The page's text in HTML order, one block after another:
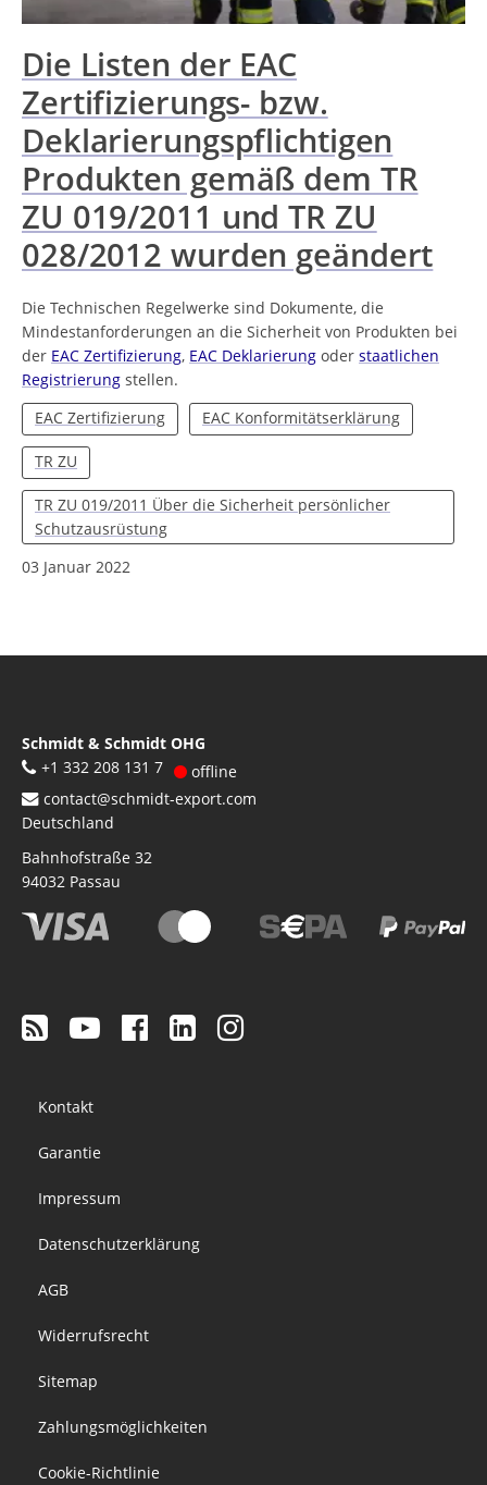
Die Listen der EAC
Zertifizierungs- bzw.
Deklarierungspflichtigen
Produkten gemäß dem TR
ZU 019/2011 und TR ZU
028/2012 wurden geändert
Die Technischen Regelwerke sind Dokumente, die
Mindestanforderungen an die Sicherheit von Produkten bei
der EAC Zertifizierung, EAC Deklarierung oder staatlichen
Registrierung stellen.
EAC Zertifizierung
EAC Konformitätserklärung
TR ZU
TR ZU 019/2011 Über die Sicherheit persönlicher
Schutzausrüstung
03 Januar 2022
Schmidt & Schmidt OHG
+1 332 208 131 7
offline
contact@schmidt-export.com
Deutschland
Bahnhofstraße 32
94032 Passau
menu
Kontakt
Garantie
Impressum
Datenschutzerklärung
AGB
Widerrufsrecht
Sitemap
Zahlungsmöglichkeiten
Cookie-Richtlinie